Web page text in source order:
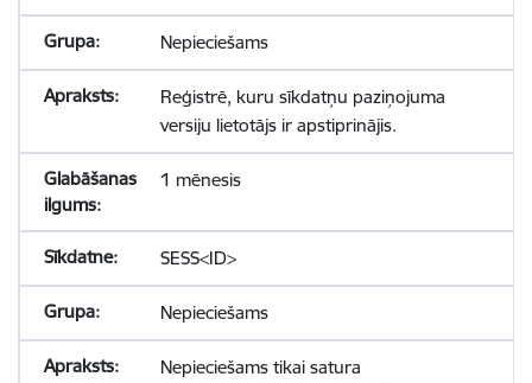
Nepieciešams
Reģistrē, kuru sīkdatņu paziņojuma
versiju lietotājs ir apstiprinājis.
1 mēnesis
SESS<ID>
Nepieciešams
Nepieciešams tikai satura